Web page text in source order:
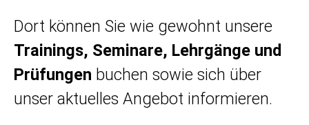
Dort können Sie wie gewohnt unsere
Trainings, Seminare, Lehrgänge und
Prüfungen buchen sowie sich über
unser aktuelles Angebot informieren.